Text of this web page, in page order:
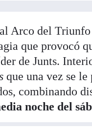
Arco del
que provocó
de Junts.
que una vez se
combinando
noche del